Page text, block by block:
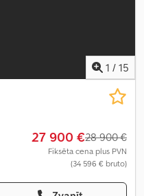
1 / 15
27 900 €28 900 €
Fiksēta cena plus PVN
(34 596 € bruto)